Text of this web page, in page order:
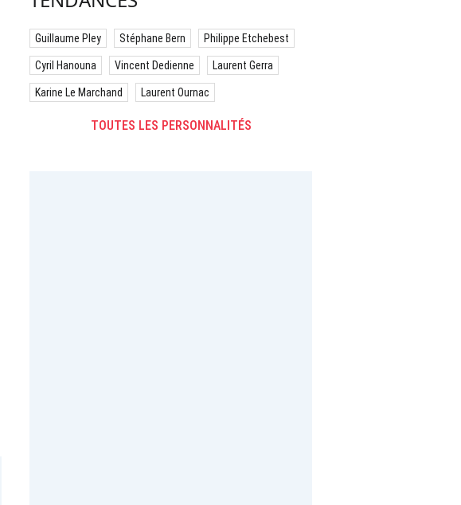
Guillaume Pley Stéphane Bern Philippe Etchebest
Cyril Hanouna Vincent Dedienne Laurent Gerra
Karine Le Marchand Laurent Ournac
TOUTES LES PERSONNALITÉS